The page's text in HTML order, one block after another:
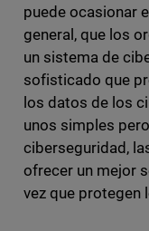
puede ocasionar
general, que los
un sistema de
sofisticado que
los datos de los
unos simples
ciberseguridad,
ofrecer un mejor
vez que protegen